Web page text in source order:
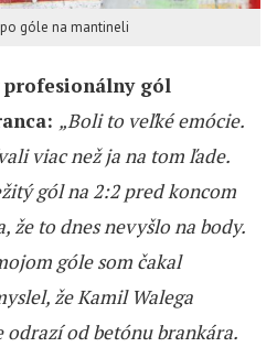
góle na mantineli
gól
„Boli to veľké emócie.
viac než ja na tom ľade.
gól na 2:2 pred koncom
že to dnes nevyšlo na body.
góle som čakal
že Kamil Walega
odrazí od betónu brankára.